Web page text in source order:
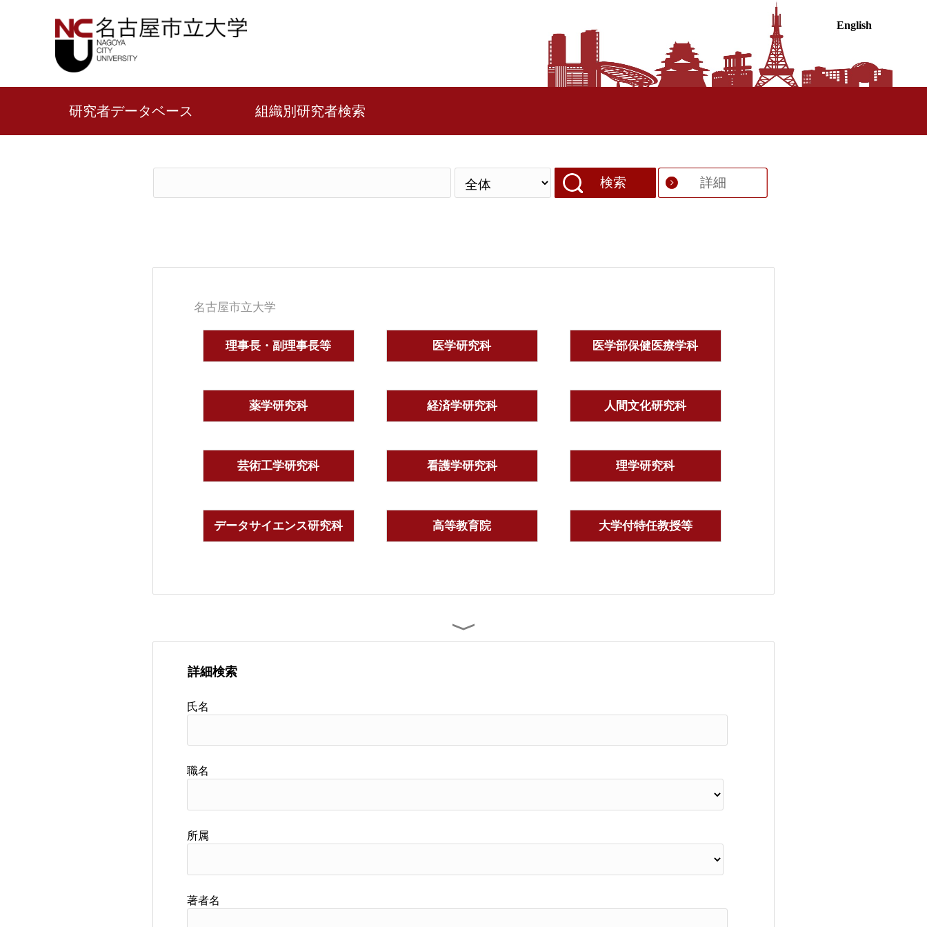
English
研究者データベース 組織別研究者検索
検索 詳細
名古屋市立大学
理事長・副理事長等 医学研究科 医学部保健医療学科
薬学研究科 経済学研究科 人間文化研究科
芸術工学研究科 看護学研究科 理学研究科
データサイエンス研究科 高等教育院 大学付特任教授等
詳細検索
氏名
職名
所属
著者名